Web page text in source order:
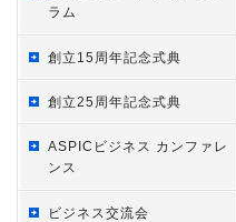
ラム
創立15周年記念式典
創立25周年記念式典
ASPICビジネス カンファレ
ンス
ビジネス交流会